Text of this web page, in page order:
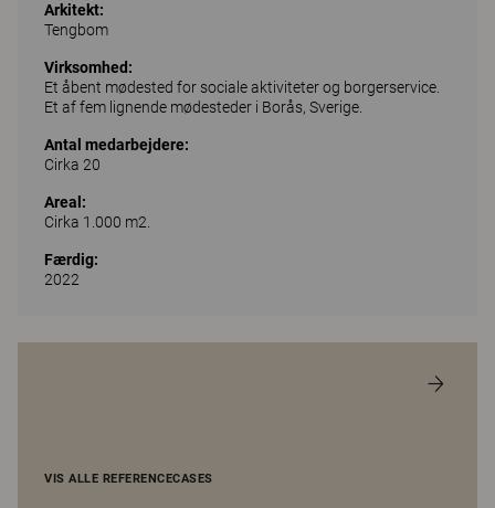
Arkitekt:
Tengbom
Virksomhed:
Et åbent mødested for sociale aktiviteter og borgerservice.
Et af fem lignende mødesteder i Borås, Sverige.
Antal medarbejdere:
Cirka 20
Areal:
Cirka 1.000 m2.
Færdig:
2022
VIS ALLE REFERENCECASES